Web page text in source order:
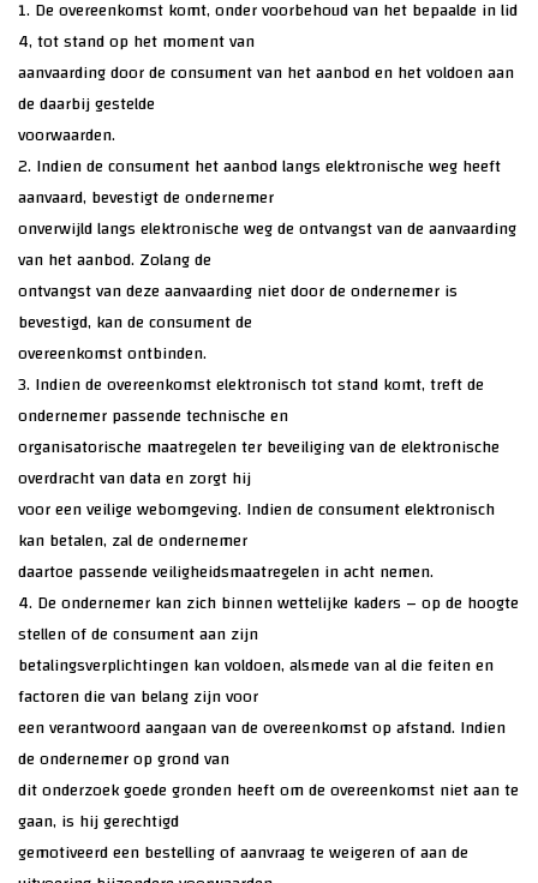
1. De overeenkomst komt, onder voorbehoud van het bepaalde in lid
4, tot stand op het moment van
aanvaarding door de consument van het aanbod en het voldoen aan
de daarbij gestelde
voorwaarden.
2. Indien de consument het aanbod langs elektronische weg heeft
aanvaard, bevestigt de ondernemer
onverwijld langs elektronische weg de ontvangst van de aanvaarding
van het aanbod. Zolang de
ontvangst van deze aanvaarding niet door de ondernemer is
bevestigd, kan de consument de
overeenkomst ontbinden.
3. Indien de overeenkomst elektronisch tot stand komt, treft de
ondernemer passende technische en
organisatorische maatregelen ter beveiliging van de elektronische
overdracht van data en zorgt hij
voor een veilige webomgeving. Indien de consument elektronisch
kan betalen, zal de ondernemer
daartoe passende veiligheidsmaatregelen in acht nemen.
4. De ondernemer kan zich binnen wettelijke kaders – op de hoogte
stellen of de consument aan zijn
betalingsverplichtingen kan voldoen, alsmede van al die feiten en
factoren die van belang zijn voor
een verantwoord aangaan van de overeenkomst op afstand. Indien
de ondernemer op grond van
dit onderzoek goede gronden heeft om de overeenkomst niet aan te
gaan, is hij gerechtigd
gemotiveerd een bestelling of aanvraag te weigeren of aan de